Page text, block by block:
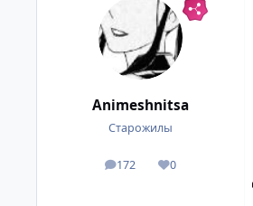
Animeshnitsa
Старожилы
172
посты 0
Репутация